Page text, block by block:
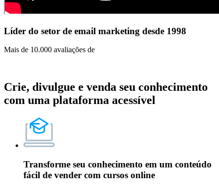
Líder do setor de email marketing desde 1998
Mais de 10.000 avaliações de
Crie, divulgue e venda seu conhecimento
com uma plataforma acessível
Transforme seu conhecimento em um conteúdo
fácil de vender com cursos online